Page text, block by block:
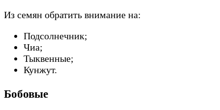
Из семян обратить внимание на:
Подсолнечник;
Чиа;
Тыквенные;
Кунжут.
Бобовые